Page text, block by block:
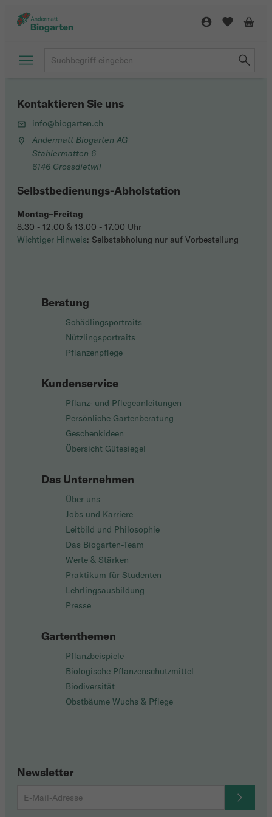
Beratung
Schädlingsportraits
Nützlingsportraits
Pflanzenpflege
Kundenservice
Pflanz- und Pflegeanleitungen
Persönliche Gartenberatung
Geschenkideen
Übersicht Gütesiegel
Das Unternehmen
Über uns
Jobs und Karriere
Leitbild und Philosophie
Das Biogarten-Team
Werte & Stärken
Praktikum für Studenten
Lehrlingsausbildung
Presse
Gartenthemen
Pflanzbeispiele
Biologische Pflanzenschutzmittel
Biodiversität
Obstbäume Wuchs & Pflege
Newsletter
Kontaktieren Sie uns
info@biogarten.ch
Andermatt Biogarten AG
Stahlermatten 6
6146 Grossdietwil
Selbstbedienungs-Abholstation
Montag–Freitag
8.30 - 12.00 & 13.00 - 17.00 Uhr
Wichtiger Hinweis: Selbstabholung nur auf Vorbestellung